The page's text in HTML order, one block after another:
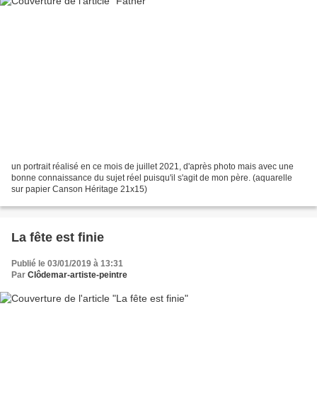
un portrait réalisé en ce mois de juillet 2021, d'après photo mais avec une
bonne connaissance du sujet réel puisqu'il s'agit de mon père. (aquarelle
sur papier Canson Héritage 21x15)
La fête est finie
Publié le 03/01/2019 à 13:31
Par Clôdemar-artiste-peintre